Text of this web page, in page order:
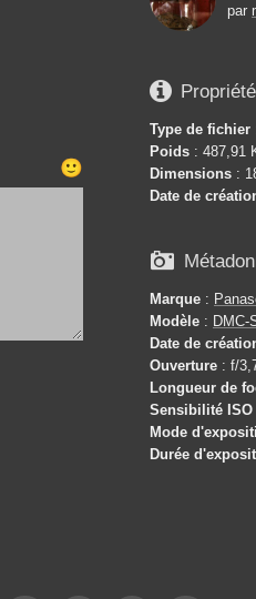
par

Type de fichier
Poids : 487,91
Dimensions :
Date de

Marque :
Modèle : DMC-
Date de
Ouverture : f/
Longueur de
Sensibilité ISO
Mode
Durée
🙂